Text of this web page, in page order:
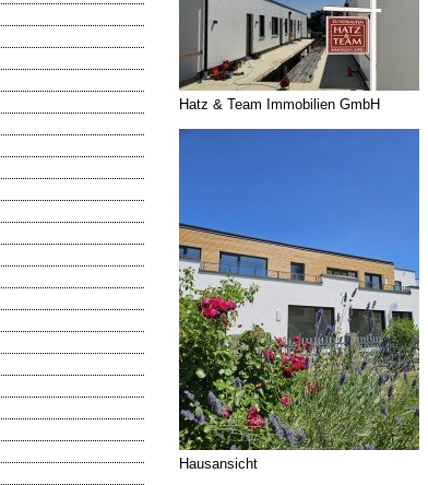
Hatz & Team Immobilien GmbH
Hausansicht